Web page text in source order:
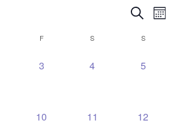
SUCHE
Suche
Monat
F S S
0
3
0
4
0
5
0
10
0
11
0
12